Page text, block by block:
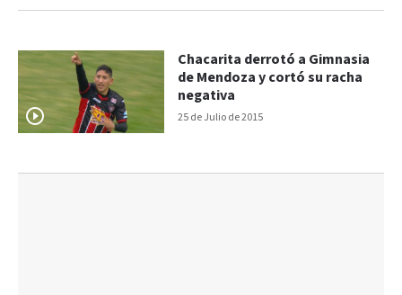
25 de Julio de 2015
Chacarita derrotó a Gimnasia
de Mendoza y cortó su racha
negativa